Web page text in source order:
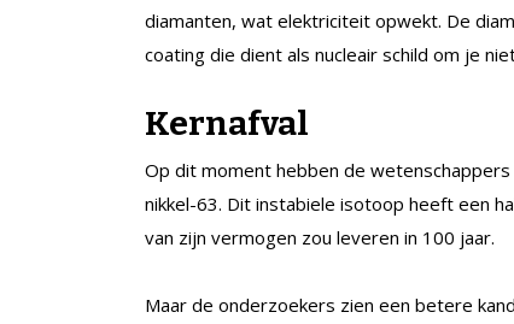
diamanten, wat elektriciteit opwekt. De
coating die dient als nucleair schild om je
Kernafval
Op dit moment hebben de
nikkel-63. Dit instabiele isotoop heeft een
van zijn vermogen zou leveren in 100 jaar.
Maar de onderzoekers zien een betere